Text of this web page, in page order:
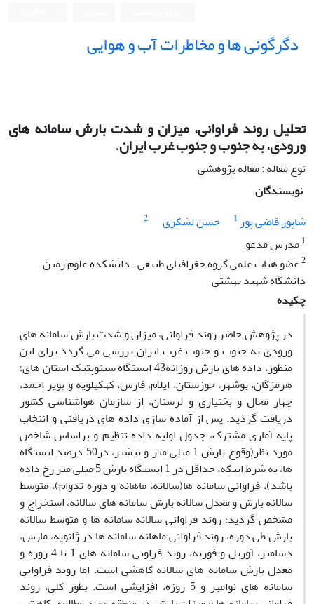
دگرگونی ها و مخاطرات آب و هوایی
تحلیل روند فراوانی، میزان و شدت بارش سامانه های
ورودی، به جنوب و جنوب غرب ایران.
نوع مقاله : مقاله پژوهشی
نویسندگان
شاپور قاضی پور1 حسن لشکری
2
1مدرس مدعو
2عضو هیات علمی گروه جغرافیای طبیعی- دانشکده علوم زمین
دانشگاه شهید بهشتی
چکیده
در پژوهش حاضر روند فراوانی، میزان و شدت بارش سامانه های
ورودی به جنوب و جنوب غرب ایران بررسی می گردد.برای این
منظور، داده های بارش روزانه43 ایستگاه سینوپتیک استان های؛
هرمزگان، بوشهر، خوزستان، ایلام، فارس، کهکیلویه و بویر احمد،
چهار محال و بختیاری و لرستان، از سازمان هواشناسی کشور
دریافت گردید. پس از آماده سازی داده های دریافتی و انتخاب
پایه آماری مشترک، جدول اولیه داده تنظیم و براساس شاخص
مورد نظر(وقوع بارش 1 میلی متر و بیشتر، در50 درصد ایستگاه
ها، به شرط اینکه، حداقل در 1 ایستگاه بارش 5 میلی متر رخ داده
باشد)، فراوانی سامانه ها(سالانه، ماهانه و دوره تدوام)، متوسط
سالانه بارش و معدل سالانه بارش سامانه های سالانه، استخراج و
مشخص گردید؛ روند فراوانی سالانه سامانه ها و متوسط سالانه
بارش طی دوره، روند فراوانی ماهانه سامانه ها در ژانویه، مارس،
دسامبر، آوریل و فوریه، روند فراونی سامانه های 1 تا 4 روزه و
معدل بارش سامانه های سالانه کاهشی است. اما روند فراوانی
سامانه های نوامبر و 5 روزه، افزایشی است. بطور کلی، روند